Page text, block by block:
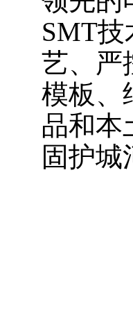
SMT
艺、严
模板、
品和本
固护城